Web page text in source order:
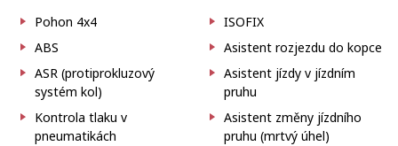
Pohon 4x4
ABS
ASR (protiprokluzový
systém kol)
Kontrola tlaku v
pneumatikách
ISOFIX
Asistent rozjezdu do kopce
Asistent jízdy v jízdním
pruhu
Asistent změny jízdního
pruhu (mrtvý úhel)